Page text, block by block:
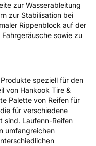
GmbH, Siemensstr. 14
Deutschland,
zur Wasserableitung
zur Stabilisation bei
Rippenblock auf der
sowie zu
speziell für den
von Hankook Tire &
Palette von Reifen für
für verschiedene
sind. Laufenn-Reifen
umfangreichen